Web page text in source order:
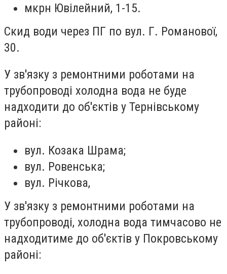
мкрн Ювілейний, 1-15.
Скид води через ПГ по вул. Г. Романової,
30.
У зв'язку з ремонтними роботами на
трубопроводі холодна вода не буде
надходити до об'єктів у Тернівському
районі:
вул. Козака Шрама;
вул. Ровенська;
вул. Річкова,
У зв'язку з ремонтними роботами на
трубопроводі, холодна вода тимчасово не
надходитиме до об'єктів у Покровському
районі: